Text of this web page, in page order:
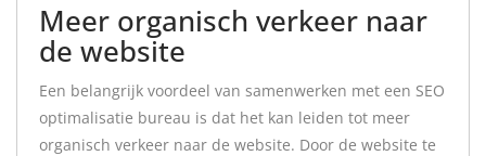
Meer organisch verkeer naar
de website
Een belangrijk voordeel van samenwerken met een SEO
optimalisatie bureau is dat het kan leiden tot meer
organisch verkeer naar de website. Door de website te